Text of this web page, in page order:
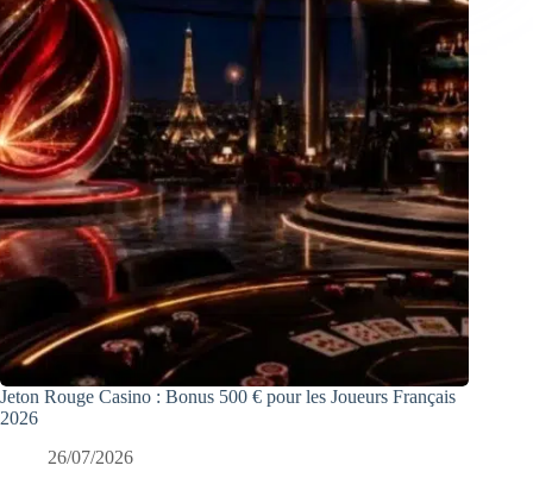
Jeton Rouge Casino : Bonus 500 € pour les Joueurs Français
2026
26/07/2026